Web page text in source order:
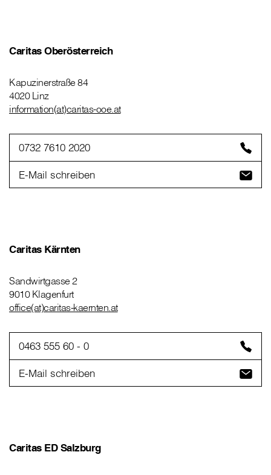
Caritas Oberösterreich
Kapuzinerstraße 84
4020 Linz
information(at)caritas-ooe.at
0732 7610 2020
E-Mail schreiben
Caritas Kärnten
Sandwirtgasse 2
9010 Klagenfurt
office(at)caritas-kaernten.at
0463 555 60 - 0
E-Mail schreiben
Caritas ED Salzburg